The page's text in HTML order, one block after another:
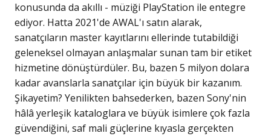
konusunda da akıllı - müziği PlayStation ile entegre
ediyor. Hatta 2021'de AWAL'ı satın alarak,
sanatçıların master kayıtlarını ellerinde tutabildiği
geleneksel olmayan anlaşmalar sunan tam bir etiket
hizmetine dönüştürdüler. Bu, bazen 5 milyon dolara
kadar avanslarla sanatçılar için büyük bir kazanım.
Şikayetim? Yenilikten bahsederken, bazen Sony'nin
hâlâ yerleşik kataloglara ve büyük isimlere çok fazla
güvendiğini, saf mali güçlerine kıyasla gerçekten